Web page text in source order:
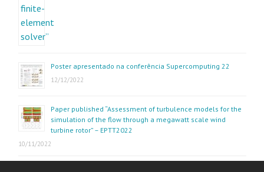
Poster apresentado na conferência Supercomputing 22
12/12/2022
Paper published “Assessment of turbulence models for the
simulation of the flow through a megawatt scale wind
turbine rotor” – EPTT2022
10/11/2022